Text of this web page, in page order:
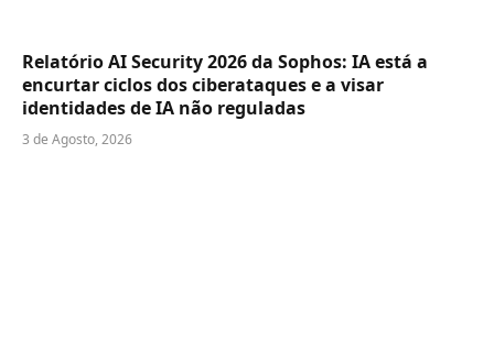
Relatório AI Security 2026 da Sophos: IA está a
encurtar ciclos dos ciberataques e a visar
identidades de IA não reguladas
3 de Agosto, 2026